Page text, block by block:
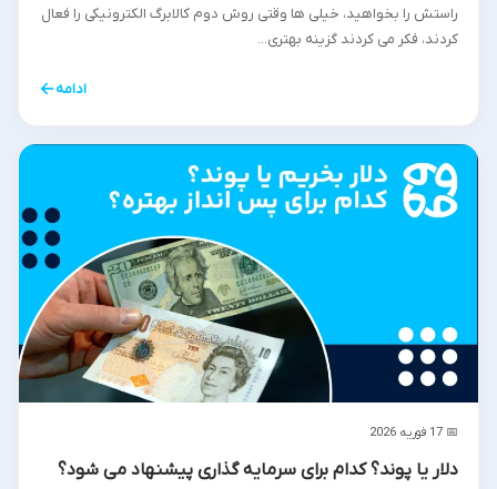
راستش را بخواهید، خیلی ها وقتی روش دوم کالابرگ الکترونیکی را فعال
کردند، فکر می کردند گزینه بهتری...
ادامه←
📅 17 فوریه 2026
دلار یا پوند؟ کدام برای سرمایه گذاری پیشنهاد می شود؟